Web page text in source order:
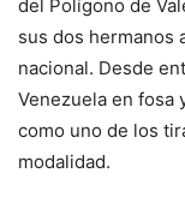
del Polígono de
sus dos hermanos
nacional. Desde
Venezuela en fosa
como uno de los
modalidad.